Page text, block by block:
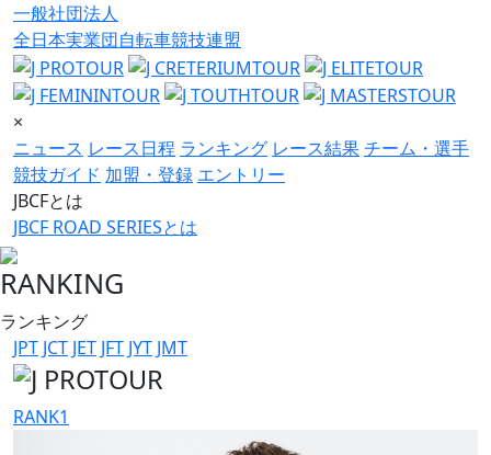
一般社団法人
全日本実業団自転車競技連盟
×
ニュース レース日程 ランキング レース結果チーム・選手
競技ガイド 加盟・登録 エントリー
JBCFとは
JBCF ROAD SERIESとは
RANKING
ランキング
JPT JCT JET JFT JYT JMT
RANK1